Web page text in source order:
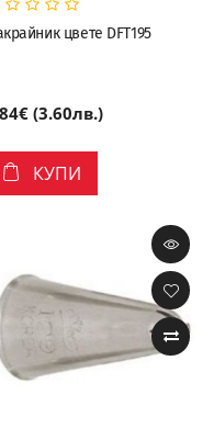
цвете DFT195
(3.60лв.)
КУПИ